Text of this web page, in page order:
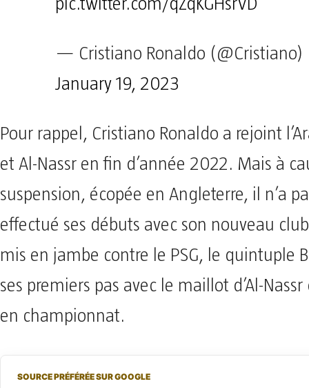
— Cristiano Ronaldo (@Cristiano)
January 19, 2023
Pour rappel, Cristiano Ronaldo a rejoint
et Al-Nassr en fin d’année 2022. Mais à
suspension, écopée en Angleterre, il n’a
effectué ses débuts avec son nouveau
mis en jambe contre le PSG, le quintuple
ses premiers pas avec le maillot d’Al-
en championnat.
SOURCE PRÉFÉRÉE SUR GOOGLE